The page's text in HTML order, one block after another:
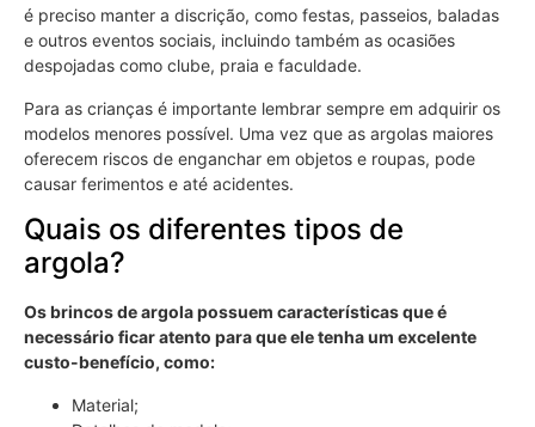
é preciso manter a discrição, como festas, passeios, baladas
e outros eventos sociais, incluindo também as ocasiões
despojadas como clube, praia e faculdade.
Para as crianças é importante lembrar sempre em adquirir os
modelos menores possível. Uma vez que as argolas maiores
oferecem riscos de enganchar em objetos e roupas, pode
causar ferimentos e até acidentes.
Quais os diferentes tipos de
argola?
Os brincos de argola possuem características que é
necessário ficar atento para que ele tenha um excelente
custo-benefício, como:
Material;